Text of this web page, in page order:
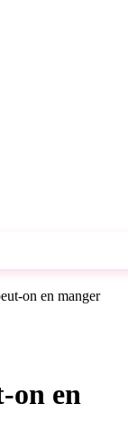
on en manger
on en